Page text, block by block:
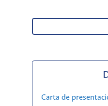
Carta de